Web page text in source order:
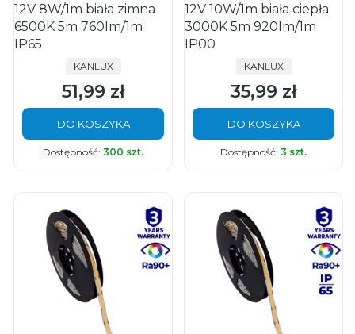
12V 8W/1m biała zimna
6500K 5m 760lm/1m
IP65
PRODUCENT
KANLUX
Cena
51,99 zł
DO KOSZYKA
Dostępność: 300 szt.
12V 10W/1m biała ciepła
3000K 5m 920lm/1m
IP00
PRODUCENT
KANLUX
Cena
35,99 zł
DO KOSZYKA
Dostępność: 3 szt.